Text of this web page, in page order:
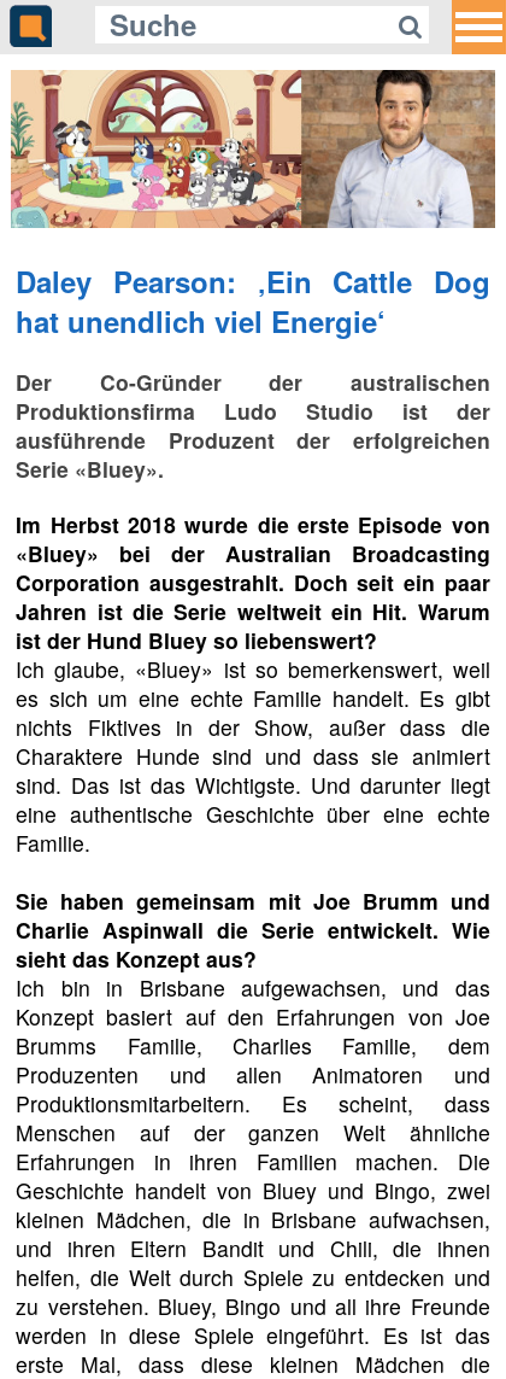
Daley Pearson: ‚Ein Cattle Dog
hat unendlich viel Energie‘
Der Co-Gründer der australischen
Produktionsfirma Ludo Studio ist der
ausführende Produzent der erfolgreichen
Serie «Bluey».
Im Herbst 2018 wurde die erste Episode von
«Bluey» bei der Australian Broadcasting
Corporation ausgestrahlt. Doch seit ein paar
Jahren ist die Serie weltweit ein Hit. Warum
ist der Hund Bluey so liebenswert?
Ich glaube, «Bluey» ist so bemerkenswert, weil
es sich um eine echte Familie handelt. Es gibt
nichts Fiktives in der Show, außer dass die
Charaktere Hunde sind und dass sie animiert
sind. Das ist das Wichtigste. Und darunter liegt
eine authentische Geschichte über eine echte
Familie.
Sie haben gemeinsam mit Joe Brumm und
Charlie Aspinwall die Serie entwickelt. Wie
sieht das Konzept aus?
Ich bin in Brisbane aufgewachsen, und das
Konzept basiert auf den Erfahrungen von Joe
Brumms Familie, Charlies Familie, dem
Produzenten und allen Animatoren und
Produktionsmitarbeitern. Es scheint, dass
Menschen auf der ganzen Welt ähnliche
Erfahrungen in ihren Familien machen. Die
Geschichte handelt von Bluey und Bingo, zwei
kleinen Mädchen, die in Brisbane aufwachsen,
und ihren Eltern Bandit und Chili, die ihnen
helfen, die Welt durch Spiele zu entdecken und
zu verstehen. Bluey, Bingo und all ihre Freunde
werden in diese Spiele eingeführt. Es ist das
erste Mal, dass diese kleinen Mädchen die